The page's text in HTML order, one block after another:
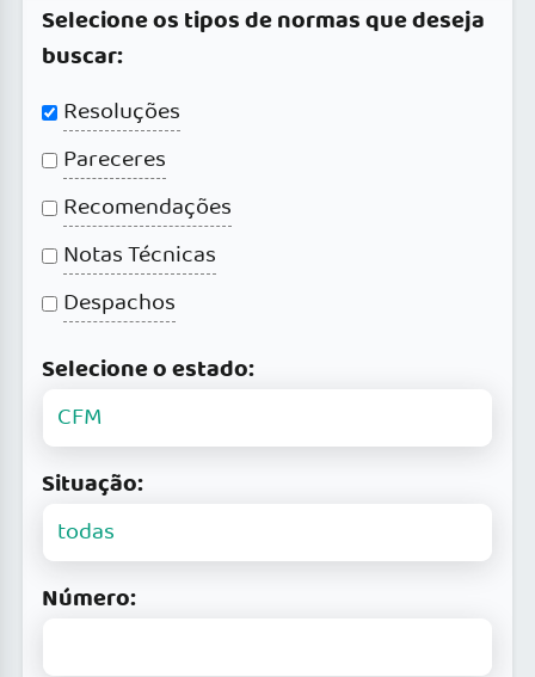
Selecione os tipos de normas que deseja
buscar:
Resoluções
Pareceres
Recomendações
Notas Técnicas
Despachos
Selecione o estado:
Situação:
Número: